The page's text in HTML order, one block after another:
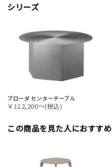
シリーズ
ブローダ センターテーブル
￥112,200〜(税込)
この商品を見た人におすすめ